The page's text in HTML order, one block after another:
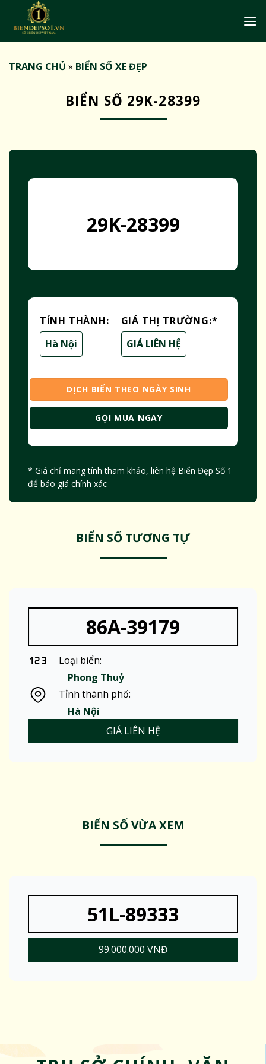
TRANG CHỦ » BIỂN SỐ XE ĐẸP
BIỂN SỐ 29K-28399
29K-28399
TỈNH THÀNH:
Hà Nội
GIÁ THỊ TRƯỜNG:*
GIÁ LIÊN HỆ
DỊCH BIỂN THEO NGÀY SINH
GỌI MUA NGAY
* Giá chỉ mang tính tham khảo, liên hệ Biển Đẹp Số 1
để báo giá chính xác
BIỂN SỐ TƯƠNG TỰ
86A-39179
Loại biển:
Phong Thuỷ
Tỉnh thành phố:
Hà Nội
GIÁ LIÊN HỆ
BIỂN SỐ VỪA XEM
51L-89333
99.000.000 VNĐ